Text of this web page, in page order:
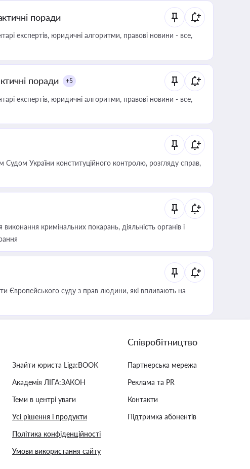
поради
експертів, юридичні алгоритми, правові новини - все,
поради +5
експертів, юридичні алгоритми, правові новини - все,
України конституційного контролю, розгляду справ,
кримінальних покарань, діяльність органів і
Європейського суду з прав людини, які впливають на
Знайти юриста Liga:BOOK
Академія ЛІГА:ЗАКОН
Теми в центрі уваги
Усі рішення і продукти
Політика конфіденційності
Умови використання сайту
Співробітництво
Партнерська мережа
Реклама та PR
Контакти
Підтримка абонентів